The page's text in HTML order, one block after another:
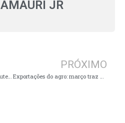
AMAURI JR
Polícia Civil obtém medidas cautelares contra mulher suspeita de aplicar golpes financeiros em aposentados
PRÓXIMO
Exportações do agro: março traz novos recordes e aponta oportunidades do cenário externo